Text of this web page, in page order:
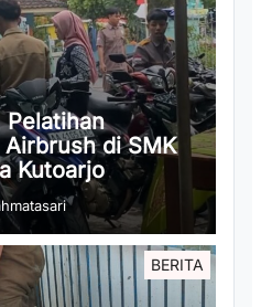
Pelatihan
di SMK
Kutoarjo
BERITA